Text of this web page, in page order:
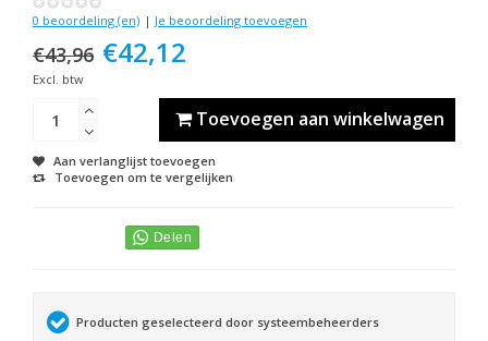
0 beoordeling (en) | Je beoordeling toevoegen
€43,96 €42,12
Excl. btw
Toevoegen aan winkelwagen
Aan verlanglijst toevoegen
Toevoegen om te vergelijken
Producten geselecteerd door systeembeheerders